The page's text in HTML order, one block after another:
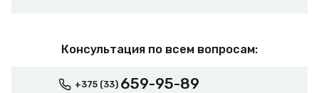
Консультация по всем вопросам:
+375 (33) 659-95-89